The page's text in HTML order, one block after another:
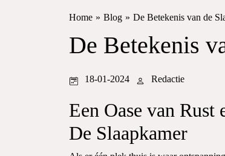
Home » Blog » De Betekenis van de
De Betekenis
18-01-2024 Redactie
Een Oase van Rust
De Slaapkamer